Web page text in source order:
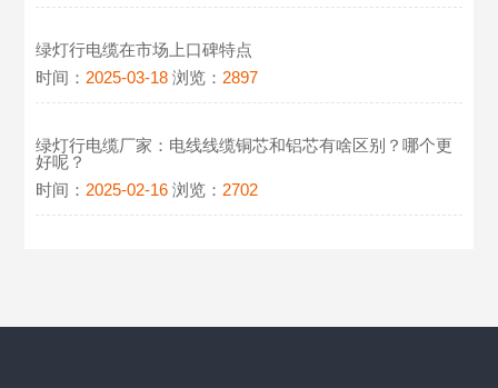
绿灯行电缆在市场上口碑特点
时间： 2025-03-18 浏览： 2897
绿灯行电缆厂家：电线线缆铜芯和铝芯有啥区别？哪个更
好呢？
时间： 2025-02-16 浏览： 2702